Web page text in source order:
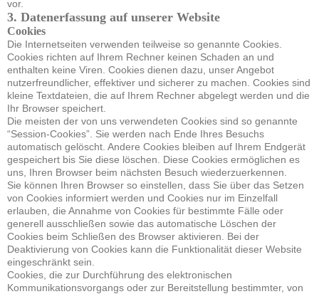
vor.
3. Datenerfassung auf unserer Website
Cookies
Die Internetseiten verwenden teilweise so genannte Cookies.
Cookies richten auf Ihrem Rechner keinen Schaden an und
enthalten keine Viren. Cookies dienen dazu, unser Angebot
nutzerfreundlicher, effektiver und sicherer zu machen. Cookies sind
kleine Textdateien, die auf Ihrem Rechner abgelegt werden und die
Ihr Browser speichert.
Die meisten der von uns verwendeten Cookies sind so genannte
“Session-Cookies”. Sie werden nach Ende Ihres Besuchs
automatisch gelöscht. Andere Cookies bleiben auf Ihrem Endgerät
gespeichert bis Sie diese löschen. Diese Cookies ermöglichen es
uns, Ihren Browser beim nächsten Besuch wiederzuerkennen.
Sie können Ihren Browser so einstellen, dass Sie über das Setzen
von Cookies informiert werden und Cookies nur im Einzelfall
erlauben, die Annahme von Cookies für bestimmte Fälle oder
generell ausschließen sowie das automatische Löschen der
Cookies beim Schließen des Browser aktivieren. Bei der
Deaktivierung von Cookies kann die Funktionalität dieser Website
eingeschränkt sein.
Cookies, die zur Durchführung des elektronischen
Kommunikationsvorgangs oder zur Bereitstellung bestimmter, von